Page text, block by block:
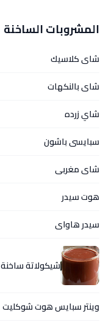
المشروبات الساخنة
شاى كلاسيك
شاى بالنكهات
شاي زرده
سبايسى باشون
شاى مغربى
هوت سيدر
سيدر هاواى
شيكولاتة ساخنة
وينتر سبايس هوت شوكليت